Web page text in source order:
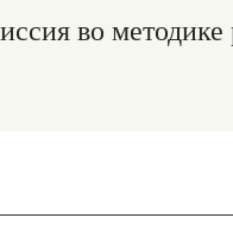
во методике